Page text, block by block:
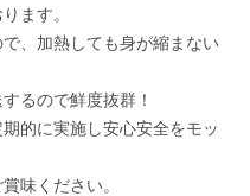
ます。
、加熱しても身が縮まない
るので鮮度抜群！
的に実施し安心安全をモッ
味ください。